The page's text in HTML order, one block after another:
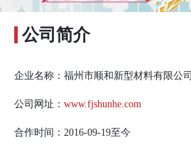
公司简介
企业名称：福州市顺和新型材料有限公司
公司网址： www.fjshunhe.com
合作时间：2016-09-19至今